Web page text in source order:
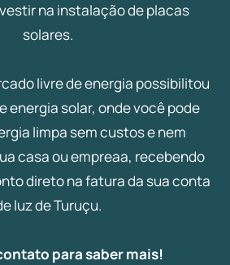
na instalação de placas
solares.
livre de energia possibilitou
energia solar, onde você pode
limpa sem custos e nem
casa ou empreaa, recebendo
direto na fatura da sua conta
luz de Turuçu.
para saber mais!